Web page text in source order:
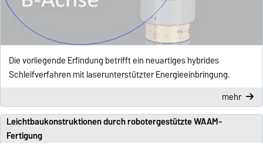
Die vorliegende Erfindung betrifft ein neuartiges hybrides
Schleifverfahren mit laserunterstützter Energieeinbringung.
mehr
Leichtbaukonstruktionen durch robotergestützte WAAM-
Fertigung